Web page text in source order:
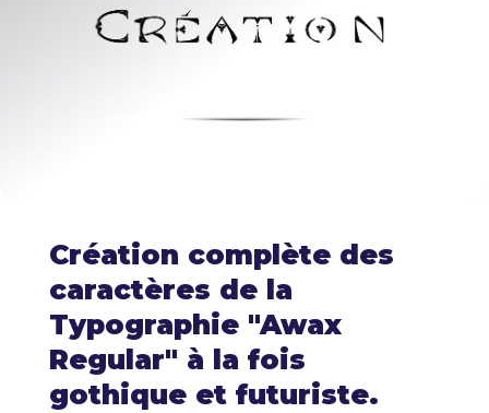
Création complète des
caractères de la
Typographie "Awax
Regular" à la fois
gothique et futuriste.